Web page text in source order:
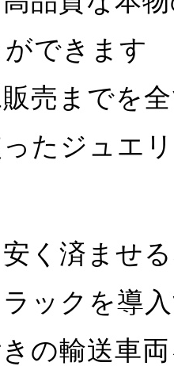
できます
売までを
たジュエ
く済ませ
ックを導
の輸送車